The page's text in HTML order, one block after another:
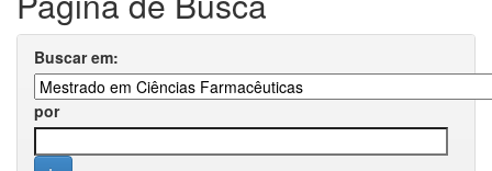
Buscar em:
por